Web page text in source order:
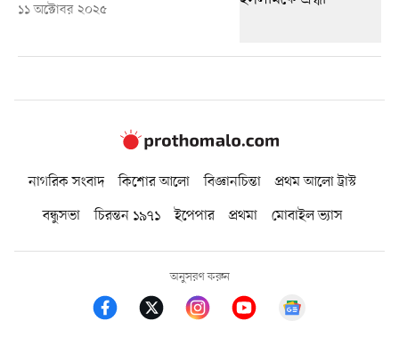
১১ অক্টোবর ২০২৫
নাগরিক সংবাদ কিশোর আলো বিজ্ঞানচিন্তা
প্রথম আলো ট্রাস্ট
বন্ধুসভা
চিরন্তন ১৯৭১ ইপেপার প্রথমা মোবাইল ভ্যাস
অনুসরণ করুন